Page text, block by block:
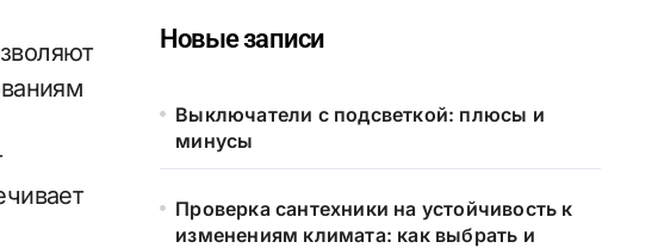
Новые записи
Выключатели с подсветкой: плюсы и
минусы
Проверка сантехники на устойчивость к
изменениям климата: как выбрать и